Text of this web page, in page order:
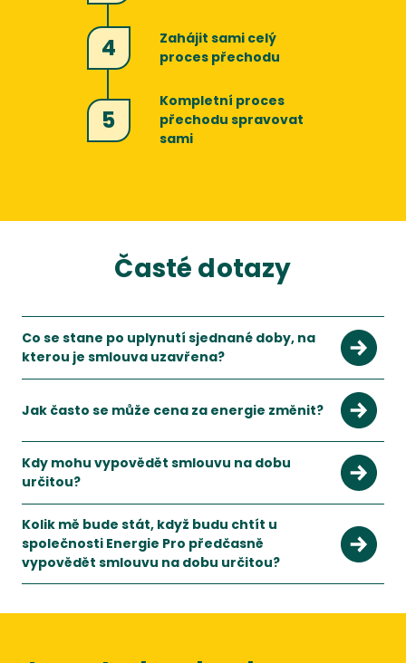
4
Zahájit sami celý
proces přechodu
5
Kompletní proces
přechodu spravovat
sami
Časté dotazy
Co se stane po uplynutí sjednané doby, na
kterou je smlouva uzavřena?
S novelou energetického zákona k 1.1.2022 jsou
Jak často se může cena za energie změnit?
To záleží na dodavateli. Většinou se ceníky mění jednou
Kdy mohu vypovědět smlouvu na dobu
určitou?
S novelou energetického zákona k 1.1.2022 jsou
Kolik mě bude stát, když budu chtít u
společnosti Energie Pro předčasně
vypovědět smlouvu na dobu určitou?
Při předčasném vypovězení smlouvy budete muset zaplatit